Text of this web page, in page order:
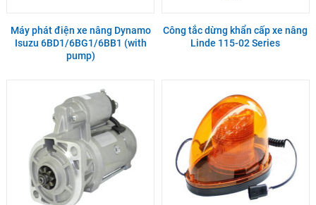
Máy phát điện xe nâng Dynamo
Isuzu 6BD1/6BG1/6BB1 (with
pump)
Công tắc dừng khẩn cấp xe nâng
Linde 115-02 Series